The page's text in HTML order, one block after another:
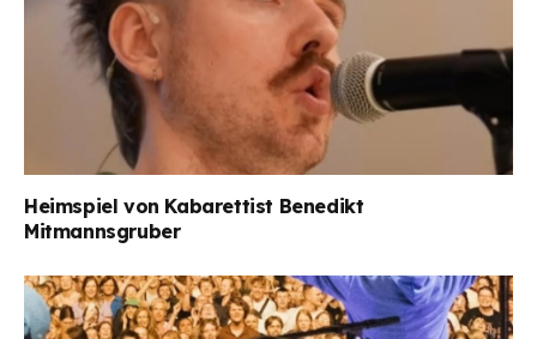
Heimspiel von Kabarettist Benedikt
Mitmannsgruber